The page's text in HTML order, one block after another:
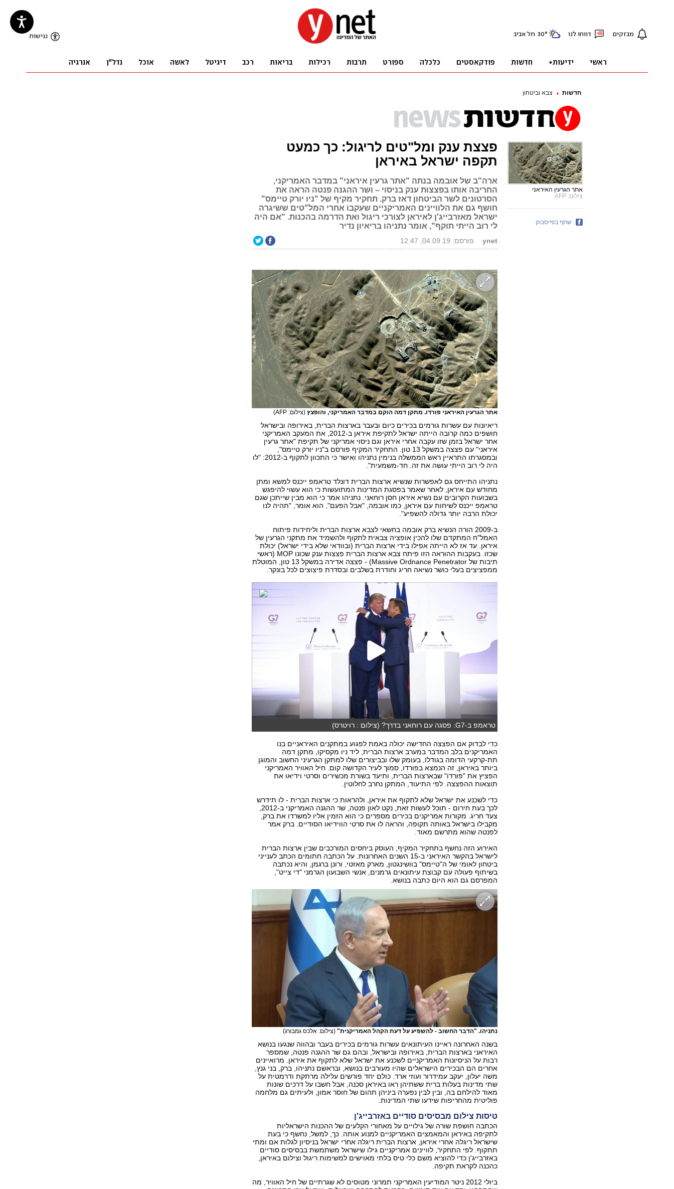
חדשות צבא וביטחון
פצצת ענק ומל"טים לריגול: כך כמעט
תקפה ישראל באיראן
ארה"ב של אובמה בנתה "אתר גרעין איראני" במדבר האמריקני,
החריבה אותו בפצצות ענק בניסוי – ושר ההגנה פנטה הראה את
הסרטונים לשר הביטחון דאז ברק. תחקיר מקיף של "ניו יורק טיימס"
חושף גם את הלוויינים האמריקניים שעקבו אחרי המל"טים ששיגרה
ישראל מאזרבייג'ן לאיראן לצורכי ריגול ואת הדרמה בהכנות. "אם היה
לי רוב הייתי תוקף", אומר נתניהו בריאיון נדיר
ynet פורסם: 04.09.19, 12:47
אתר הגרעין האיראני פורדו. מתקן דמה הוקם במדבר האמריקני, והופצץ (צילום: AFP)
ריאיונות עם עשרות גורמים בכירים כיום ובעבר בארצות הברית, באירופה ובישראל
חושפים כמה קרובה הייתה ישראל לתקיפת איראן ב-2012, את המעקב האמריקני
אחר ישראל בזמן שזו עקבה אחרי איראן וגם ניסוי אמריקני של תקיפת "אתר גרעין
איראני" עם פצצה במשקל 13 טון. התחקיר המקיף פורסם ב"ניו יורק טיימס",
ובמסגרתו התראיין ראש הממשלה בנימין נתניהו ואישר כי התכוון לתקוף ב-2012: "לו
היה לי רוב הייתי עושה את זה. חד-משמעית".
נתניהו התייחס גם לאפשרות שנשיא ארצות הברית דונלד טראמפ ייכנס למשא ומתן
מחודש עם איראן, לאחר שאמר בפסגת המדינות המתועשות כי הוא עשוי להיפגש
בשבועות הקרובים עם נשיא איראן חסן רוחאני. נתניהו אמר כי הוא מבין שייתכן שגם
טראמפ ייכנס לשיחות עם איראן, כמו אובמה, "אבל הפעם", הוא אומר, "תהיה לנו
יכולת הרבה יותר גדולה להשפיע".
ב-2009 הורה הנשיא ברק אובמה בחשאי לצבא ארצות הברית וליחידות פיתוח
האמל"ח המתקדם שלו להכין אופציה צבאית לתקוף ולהשמיד את מתקני הגרעין של
איראן. עד אז לא הייתה אפילו בידי ארצות הברית (ובוודאי שלא בידי ישראל) יכולת
שכזו. בעקבות ההוראה הזו פיתח צבא ארצות הברית פצצות ענק שכונו MOP (ראשי
תיבות של Massive Ordnance Penetrator) - פצצה אדירה במשקל 13 טון, המוטלת
ממפציצים בעלי כושר נשיאה חריג וחודרת בשלבים ובסדרת פיצוצים לכל בונקר.
טראמפ ב-G7: פסגה עם רוחאני בדרך? (צילום : רויטרס)
כדי לבדוק אם הפצצה החדישה יכולה באמת לפגוע במתקנים האיראניים בנו
האמריקנים בלב המדבר במערב ארצות הברית, ליד ניו מקסיקו, מתקן דמה
תת-קרקעי הדומה בגודלו, בעומק שלו ובביצורים שלו למתקן הגרעיני החשוב והמוגן
ביותר באיראן, זה הנמצא בפורדו, סמוך לעיר הקדושה קום. חיל האוויר האמריקני
הפציץ את "פורדו" שבארצות הברית, ותיעד בשורת מכשירים וסרטי וידיאו את
תוצאות ההפצצה. לפי התיעוד, המתקן נחרב לחלוטין.
כדי לשכנע את ישראל שלא לתקוף את איראן, ולהראות כי ארצות הברית - לו תידרש
צעד חריג. מקורות אמריקנים בכירים מספרים כי הוא הזמין אליו למשרדו את ברק,
מקבילו בישראל באותה תקופה, והראה לו את סרטי הווידיאו הסודיים. ברק אמר
לפנטה שהוא מתרשם מאוד.
האירוע הזה נחשף בתחקיר המקיף, העוסק ביחסים המורכבים שבין ארצות הברית
לישראל בהקשר האיראני ב-15 השנים האחרונות. על הכתבה חתומים הכתב לענייני
ביטחון לאומי של ה"טיימס" בוושינגטון, מארק מאזטי, ורונן ברגמן, והיא נכתבה
בשיתוף פעולה עם קבוצת עיתונאים גרמנים, אנשי השבועון הגרמני "די צייט",
המפרסם גם הוא היום כתבה בנושא.
נתניהו. "הדבר החשוב - להשפיע על דעת הקהל האמריקנית" (צילום: אלכס גמבורג)
בשנה האחרונה ראיינו העיתונאים עשרות גורמים בכירים בעבר ובהווה שנגעו בנושא
האיראני בארצות הברית, באירופה ובישראל, ובהם גם שר ההגנה פנטה, שמספר
רבות על הניסיונות האמריקניים לשכנע את ישראל שלא לתקוף את איראן. מרואיינים
אחרים הם הבכירים הישראלים שהיו מעורבים בנושא, ובראשם נתניהו, ברק, בני גנץ,
משה יעלון, יעקב עמידרור ועוזי ארד. כולם יחד פורשים עלילה מרתקת ודרמטית על
שתי מדינות בעלות ברית ששתיהן ראו באיראן סכנה, אבל חשבו על דרכים שונות
מאוד להילחם בה, ובין לבין נפערה ביניהן תהום של חוסר אמון, ולעיתים גם מלחמה
פוליטית מהחריפות שידעו שתי המדינות.
טיסות צילום מבסיסים סודיים באזרבייג'ן
הכתבה חושפת שורה של גילויים על מאחורי הקלעים של ההכנות הישראליות
לתקיפה באיראן והמאמצים האמריקניים למנוע אותה. כך, למשל, נחשף כי בעת
שישראל ריגלה אחרי איראן, ארצות הברית ריגלה אחרי ישראל בניסיון לגלות אם ומתי
תתקוף. לפי התחקיר, לוויינים אמריקניים גילו שישראל משתמשת בבסיסים סודיים
באזרבייג'ן כדי להוציא משם כלי טיס בלתי מאוישים למשימות ריגול וצילום באיראן,
כהכנה לקראת תקיפה.
ביולי 2012 ניטר המודיעין האמריקני תמרוני מטוסים לא שגרתיים של חיל האוויר, מה
אתר הגרעין האיראני
צילום: AFP
שתף בפייסבוק